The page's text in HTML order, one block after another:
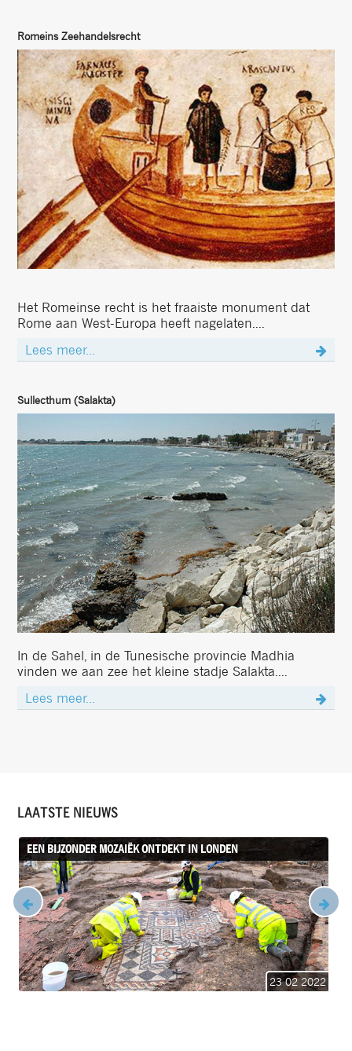
Romeins Zeehandelsrecht
Het Romeinse recht is het fraaiste monument dat
Rome aan West-Europa heeft nagelaten....
Lees meer...
Sullecthum (Salakta)
In de Sahel, in de Tunesische provincie Madhia
vinden we aan zee het kleine stadje Salakta....
Lees meer...
LAATSTE NIEUWS
EEN BIJZONDER MOZAIËK ONTDEKT IN LONDEN
23 02 2022